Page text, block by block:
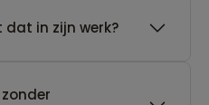
dat in zijn werk?